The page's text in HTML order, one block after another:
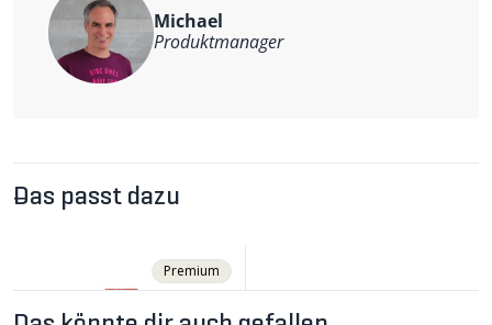
Michael
Produktmanager
Das passt dazu
Premium